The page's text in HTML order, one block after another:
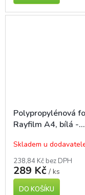
Polypropylénová
Rayfilm A4, bílá -
tisk
Skladem u
238,84 Kč bez DPH
289 Kč / ks
DO KOŠÍKU